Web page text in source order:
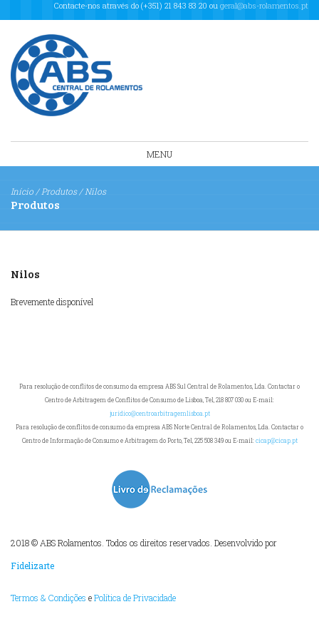
Contacte-nos através do (+351) 21 843 83 20 ou geral@abs-rolamentos.pt
MENU
Início / Produtos / Nilos
Produtos
Nilos
Brevemente disponível
Para resolução de conflitos de consumo da empresa ABS Sul Central de Rolamentos, Lda. Contactar o
Centro de Arbitragem de Conflitos de Consumo de Lisboa, Tel, 218 807 030 ou E-mail:
jurídico@centroarbitragemlisboa.pt
Para resolução de conflitos de consumo da empresa ABS Norte Central de Rolamentos, Lda. Contactar o
Centro de Informação de Consumo e Arbitragem do Porto, Tel, 225 508 349 ou E-mail: cicap@cicap.pt
2018 © ABS Rolamentos. Todos os direitos reservados. Desenvolvido por
Fidelizarte
Termos & Condições ePolítica de Privacidade